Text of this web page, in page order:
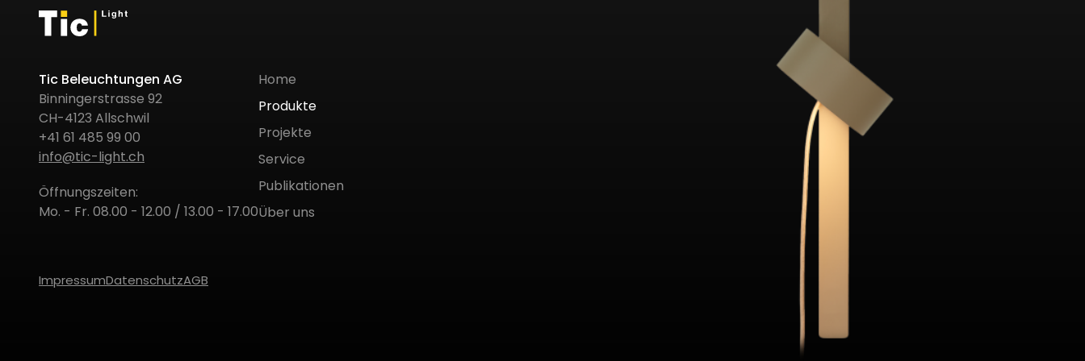
Tic Beleuchtungen AG
Binningerstrasse 92
CH-4123 Allschwil
+41 61 485 99 00
info@tic-light.ch
Öffnungszeiten:
Mo. - Fr. 08.00 - 12.00 / 13.00 - 17.00
Home
Produkte
Projekte
Service
Publikationen
Über uns
ImpressumDatenschutzAGB